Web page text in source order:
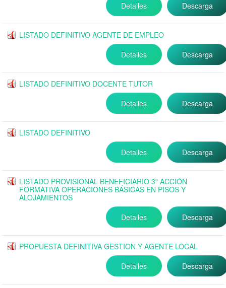
Descarga
Detalles
LISTADO DEFINITIVO AGENTE DE EMPLEO
Descarga
Detalles
LISTADO DEFINITIVO DOCENTE TUTOR
Descarga
Detalles
LISTADO DEFINITIVO
Descarga
Detalles
LISTADO PROVISIONAL BENEFICIARIO 3º ACCIÓN
FORMATIVA OPERACIONES BÁSICAS EN PISOS Y
ALOJAMIENTOS
Descarga
Detalles
PROPUESTA DEFINITIVA GESTION Y AGENTE LOCAL
Descarga
Detalles